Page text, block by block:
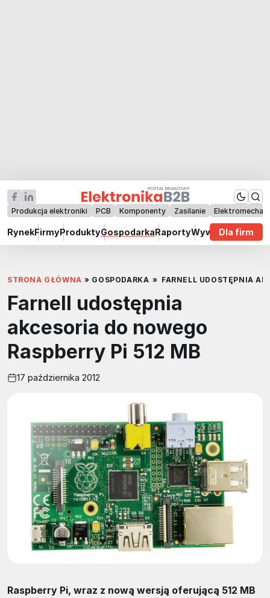
Produkcja elektroniki PCB Komponenty Zasilanie
RynekFirmyProduktyGospodarkaRaportyWywiadyDla firm
STRONA GŁÓWNA » GOSPODARKA » FARNELL UDOSTĘPNIA
Farnell udostępnia
akcesoria do nowego
Raspberry Pi 512 MB
17 października 2012
Raspberry Pi, wraz z nową wersją oferującą 512 MB